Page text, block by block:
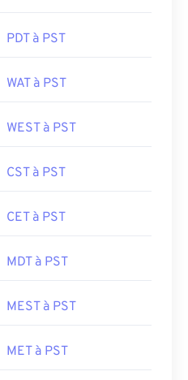
PDT à PST
WAT à PST
WEST à PST
CST à PST
CET à PST
MDT à PST
MEST à PST
MET à PST